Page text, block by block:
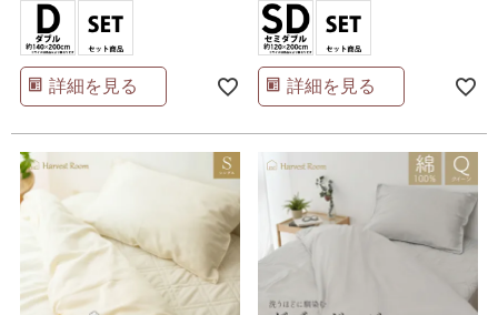
詳細を見る 詳細を見る